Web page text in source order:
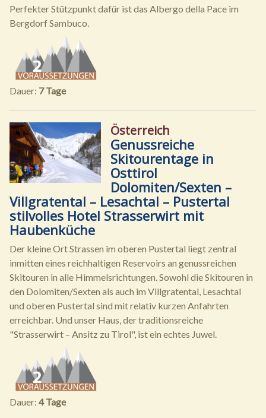
Perfekter Stützpunkt dafür ist das Albergo della Pace im
Bergdorf Sambuco.
Dauer: 7 Tage
Österreich
Genussreiche
Skitourentage in
Osttirol
Dolomiten/Sexten –
Villgratental – Lesachtal – Pustertal
stilvolles Hotel Strasserwirt mit
Haubenküche
Der kleine Ort Strassen im oberen Pustertal liegt zentral
inmitten eines reichhaltigen Reservoirs an genussreichen
Skitouren in alle Himmelsrichtungen. Sowohl die Skitouren in
den Dolomiten/Sexten als auch im Villgratental, Lesachtal
und oberen Pustertal sind mit relativ kurzen Anfahrten
erreichbar. Und unser Haus, der traditionsreiche
"Strasserwirt – Ansitz zu Tirol", ist ein echtes Juwel.
Dauer: 4 Tage